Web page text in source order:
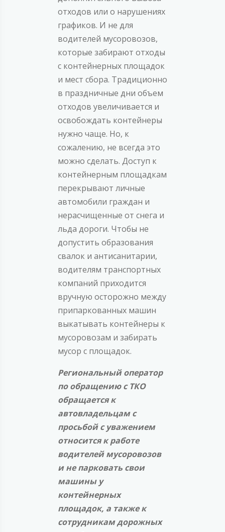
отходов или о нарушениях
графиков. И не для
водителей мусоровозов,
которые забирают отходы
с контейнерных площадок
и мест сбора. Традиционно
в праздничные дни объем
отходов увеличивается и
освобождать контейнеры
нужно чаще. Но, к
сожалению, не всегда это
можно сделать. Доступ к
контейнерным площадкам
перекрывают личные
автомобили граждан и
нерасчищенные от снега и
льда дороги. Чтобы не
допустить образования
свалок и антисанитарии,
водителям транспортных
компаний приходится
вручную осторожно между
припаркованных машин
выкатывать контейнеры к
мусоровозам и забирать
мусор с площадок.
Региональный оператор
по обращению с ТКО
обращается к
автовладельцам с
просьбой с уважением
относится к работе
водителей мусоровозов
и не парковать свои
машины у
контейнерных
площадок, а также к
сотрудникам дорожных